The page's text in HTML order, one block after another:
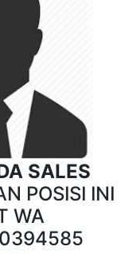
SALES
POSISI INI
WA